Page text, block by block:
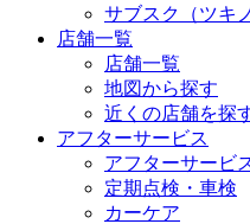
サブスク（ツキ
店舗一覧
店舗一覧
地図から探す
近くの店舗を探
アフターサービス
アフターサービ
定期点検・車検
カーケア